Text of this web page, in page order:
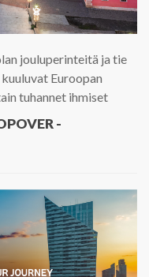
jouluperinteitä ja tie
Euroopan
tuhannet ihmiset
-